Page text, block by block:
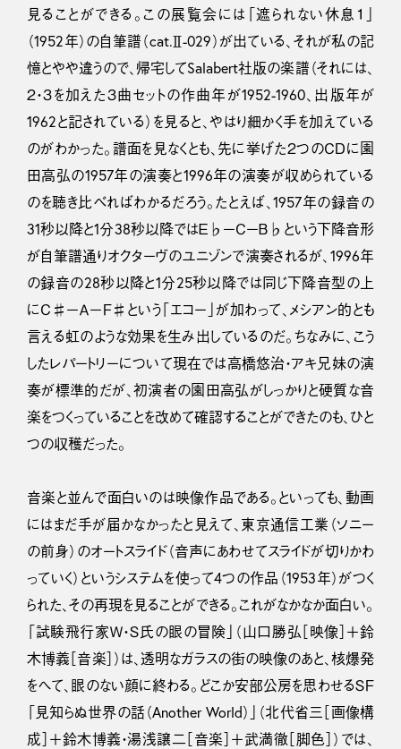
見ることができる。この展覧会には「遮られない休息１」
（1952年）の自筆譜（cat.Ⅱ-029）が出ている、それが私の記
憶とやや違うので、帰宅してSalabert社版の楽譜（それには、
２・３を加えた３曲セットの作曲年が1952-1960、出版年が
1962と記されている）を見ると、やはり細かく手を加えている
のがわかった。譜面を見なくとも、先に挙げた２つのＣＤに園
田高弘の1957年の演奏と1996年の演奏が収められている
のを聴き比べればわかるだろう。たとえば、1957年の録音の
31秒以降と1分38秒以降ではＥ♭－Ｃ－Ｂ♭という下降音形
が自筆譜通りオクターヴのユニゾンで演奏されるが、1996年
の録音の28秒以降と1分25秒以降では同じ下降音型の上
にＣ♯－Ａ－Ｆ♯という「エコー」が加わって、メシアン的とも
言える虹のような効果を生み出しているのだ。ちなみに、こう
したレパートリーについて現在では高橋悠治・アキ兄妹の演
奏が標準的だが、初演者の園田高弘がしっかりと硬質な音
楽をつくっていることを改めて確認することができたのも、ひと
つの収穫だった。
音楽と並んで面白いのは映像作品である。といっても、動画
にはまだ手が届かなかったと見えて、東京通信工業（ソニー
の前身）のオートスライド（音声にあわせてスライドが切りかわ
っていく）というシステムを使って4つの作品（1953年）がつく
られた、その再現を見ることができる。これがなかなか面白い。
「試験飛行家Ｗ・Ｓ氏の眼の冒険」（山口勝弘［映像］＋鈴
木博義［音楽］）は、透明なガラスの街の映像のあと、核爆発
をへて、眼のない顔に終わる。どこか安部公房を思わせるＳＦ
「見知らぬ世界の話（Another World）」（北代省三［画像構
成］＋鈴木博義・湯浅譲二［音楽］＋武満徹［脚色］）では、